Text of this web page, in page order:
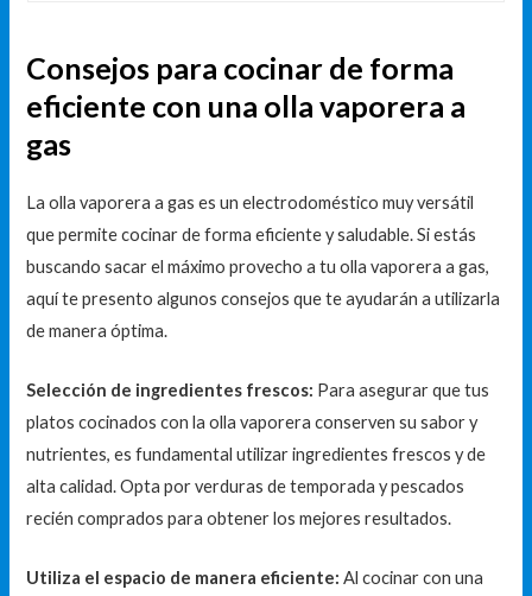
Consejos para cocinar de forma
eficiente con una olla vaporera a
gas
La olla vaporera a gas es un electrodoméstico muy versátil
que permite cocinar de forma eficiente y saludable. Si estás
buscando sacar el máximo provecho a tu olla vaporera a gas,
aquí te presento algunos consejos que te ayudarán a utilizarla
de manera óptima.
Selección de ingredientes frescos: Para asegurar que tus
platos cocinados con la olla vaporera conserven su sabor y
nutrientes, es fundamental utilizar ingredientes frescos y de
alta calidad. Opta por verduras de temporada y pescados
recién comprados para obtener los mejores resultados.
Utiliza el espacio de manera eficiente: Al cocinar con una